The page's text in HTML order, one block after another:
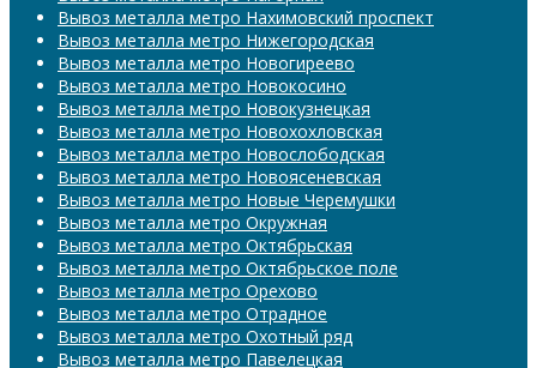
Вывоз металла метро Нахимовский проспект
Вывоз металла метро Нижегородская
Вывоз металла метро Новогиреево
Вывоз металла метро Новокосино
Вывоз металла метро Новокузнецкая
Вывоз металла метро Новохохловская
Вывоз металла метро Новослободская
Вывоз металла метро Новоясеневская
Вывоз металла метро Новые Черемушки
Вывоз металла метро Окружная
Вывоз металла метро Октябрьская
Вывоз металла метро Октябрьское поле
Вывоз металла метро Орехово
Вывоз металла метро Отрадное
Вывоз металла метро Охотный ряд
Вывоз металла метро Павелецкая